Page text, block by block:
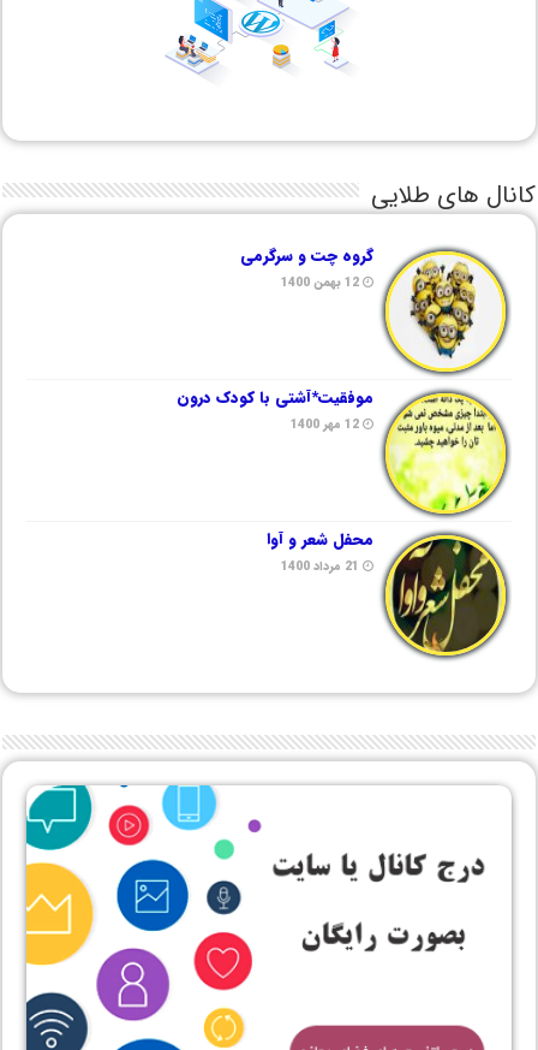
کانال های طلایی
گروه چت و سرگرمی
12 بهمن 1400
موفقیت*آشتی با کودک درون
12 مهر 1400
محفل شعر و آوا
21 مرداد 1400